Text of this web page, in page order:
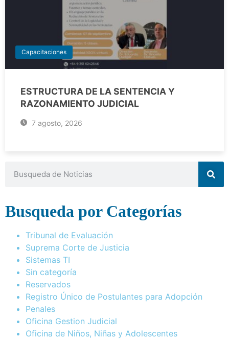
Capacitaciones
ESTRUCTURA DE LA SENTENCIA Y
RAZONAMIENTO JUDICIAL
7 agosto, 2026
Busqueda por Categorías
Tribunal de Evaluación
Suprema Corte de Justicia
Sistemas TI
Sin categoría
Reservados
Registro Único de Postulantes para Adopción
Penales
Oficina Gestion Judicial
Oficina de Niños, Niñas y Adolescentes